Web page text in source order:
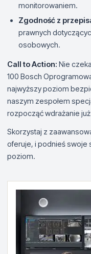
monitorowaniem.
Zgodność z
prawnych
osobowych.
Call to Action: Nie
100 Bosch
najwyższy poziom
naszym zespołem
rozpocząć wdrażanie
Skorzystaj z
oferuje, i podnieś swoje
poziom.